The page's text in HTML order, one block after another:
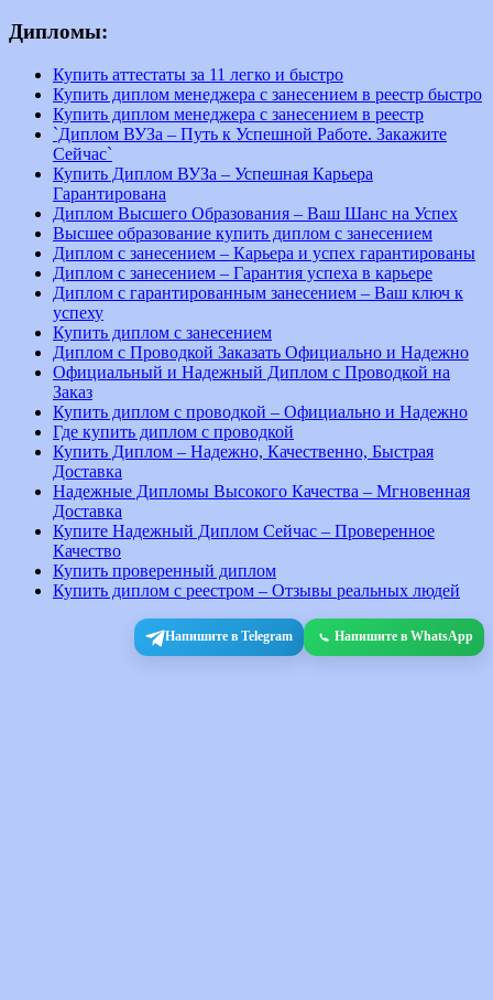
Дипломы:
Купить аттестаты за 11 легко и быстро
Купить диплом менеджера с занесением в реестр быстро
Купить диплом менеджера с занесением в реестр
`Диплом ВУЗа – Путь к Успешной Работе. Закажите
Сейчас`
Купить Диплом ВУЗа – Успешная Карьера
Гарантирована
Диплом Высшего Образования – Ваш Шанс на Успех
Высшее образование купить диплом с занесением
Диплом с занесением – Карьера и успех гарантированы
Диплом с занесением – Гарантия успеха в карьере
Диплом с гарантированным занесением – Ваш ключ к
успеху
Купить диплом с занесением
Диплом с Проводкой Заказать Официально и Надежно
Официальный и Надежный Диплом с Проводкой на
Заказ
Купить диплом с проводкой – Официально и Надежно
Где купить диплом с проводкой
Купить Диплом – Надежно, Качественно, Быстрая
Доставка
Надежные Дипломы Высокого Качества – Мгновенная
Доставка
Купите Надежный Диплом Сейчас – Проверенное
Качество
Купить проверенный диплом
Купить диплом с реестром – Отзывы реальных людей
Напишите в Telegram Напишите в WhatsApp